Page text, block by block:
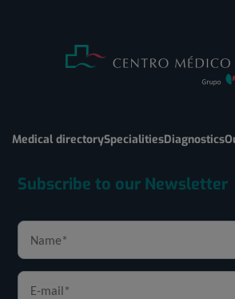
Medical directorySpecialitiesDiagnostics
Subscribe to our Newsletter